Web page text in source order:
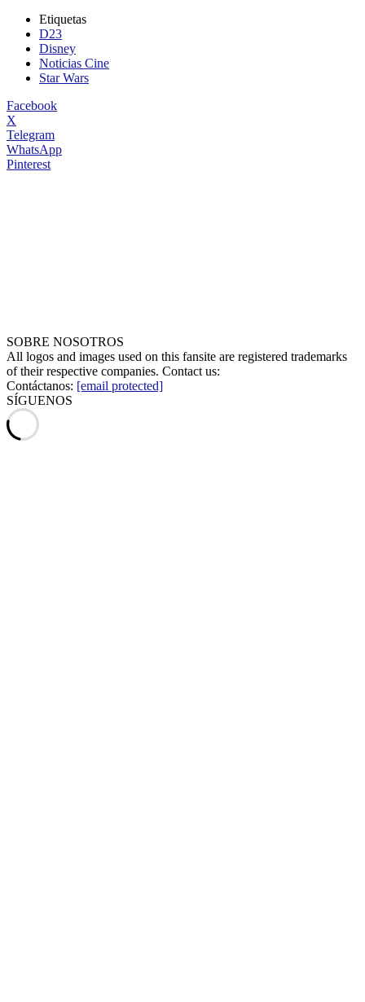
Etiquetas
D23
Disney
Noticias Cine
Star Wars
Facebook
X
Telegram
WhatsApp
Pinterest
SOBRE NOSOTROS
All logos and images used on this fansite are registered trademarks
of their respective companies. Contact us:
Contáctanos: [email protected]
SÍGUENOS